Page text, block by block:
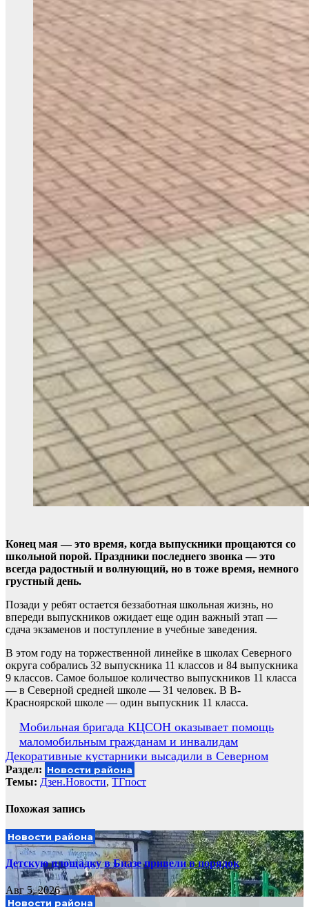
Конец мая — это время, когда выпускники прощаются со
школьной порой. Праздники последнего звонка — это
всегда радостный и волнующий, но в тоже время, немного
грустный день.
Позади у ребят остается беззаботная школьная жизнь, но
впереди выпускников ожидает еще один важный этап —
сдача экзаменов и поступление в учебные заведения.
В этом году на торжественной линейке в школах Северного
округа собрались 32 выпускника 11 классов и 84 выпускника
9 классов. Самое большое количество выпускников 11 класса
— в Северной средней школе — 31 человек. В В-
Красноярской школе — один выпускник 11 класса.
Навигация
по
записям
Мобильная бригада КЦСОН оказывает помощь
маломобильным гражданам и инвалидам
Декоративные кустарники высадили в Северном
Раздел: Новости района
Темы: Дзен.Новости, ТГпост
Похожая запись
Новости района
Детскую площадку в Биазе привели в порядок
Авг 5, 2026
Новости района